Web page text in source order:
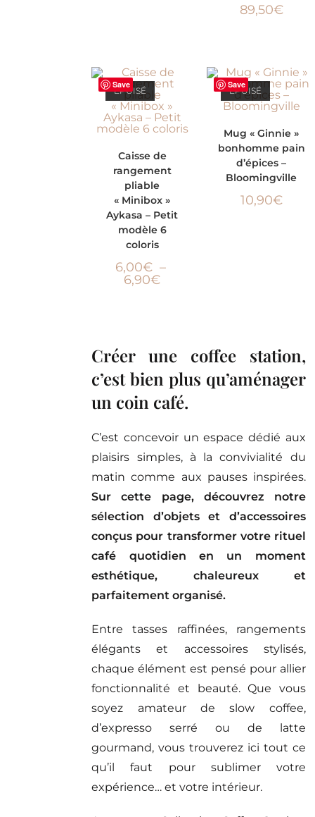
89,50€
Save
ÉPUISÉ
OPTIONS
Caisse de
rangement
pliable
« Minibox »
Aykasa – Petit
modèle 6
coloris
6,00€ –
6,90€
Save
ÉPUISÉ
Mug « Ginnie »
bonhomme pain
d’épices –
Bloomingville
10,90€
Créer une coffee station,
c’est bien plus qu’aménager
un coin café.
C’est concevoir un espace dédié aux
plaisirs simples, à la convivialité du
matin comme aux pauses inspirées.
Sur cette page, découvrez notre
sélection d’objets et d’accessoires
conçus pour transformer votre rituel
café quotidien en un moment
esthétique, chaleureux et
parfaitement organisé.
Entre tasses raffinées, rangements
élégants et accessoires stylisés,
chaque élément est pensé pour allier
fonctionnalité et beauté. Que vous
soyez amateur de slow coffee,
d’expresso serré ou de latte
gourmand, vous trouverez ici tout ce
qu’il faut pour sublimer votre
expérience… et votre intérieur.